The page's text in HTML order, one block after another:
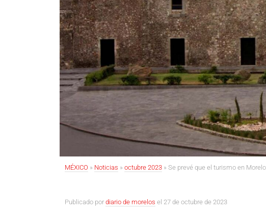
MÉXICO » Noticias » octubre 2023 » Se prevé que el turismo en
Publicado por diario de morelos el 27 de octubre de 2023